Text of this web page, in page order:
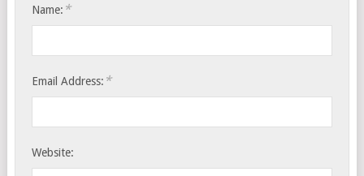
Name: *
Email Address: *
Website: